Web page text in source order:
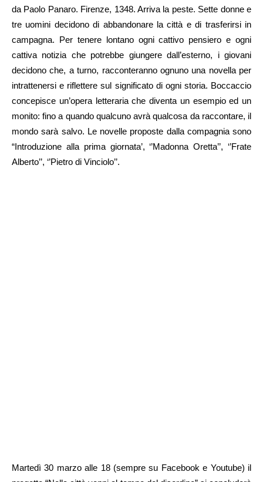
da Paolo Panaro. Firenze, 1348. Arriva la peste. Sette donne e
tre uomini decidono di abbandonare la città e di trasferirsi in
campagna. Per tenere lontano ogni cattivo pensiero e ogni
cattiva notizia che potrebbe giungere dall’esterno, i giovani
decidono che, a turno, racconteranno ognuno una novella per
intrattenersi e riflettere sul significato di ogni storia. Boccaccio
concepisce un’opera letteraria che diventa un esempio ed un
monito: fino a quando qualcuno avrà qualcosa da raccontare, il
mondo sarà salvo. Le novelle proposte dalla compagnia sono
“Introduzione alla prima giornata’, ‘’Madonna Oretta’’, ‘’Frate
Alberto’’, ‘’Pietro di Vinciolo’’.
Martedì 30 marzo alle 18 (sempre su Facebook e Youtube) il